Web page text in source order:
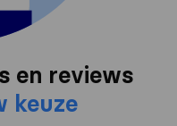
en reviews
keuze